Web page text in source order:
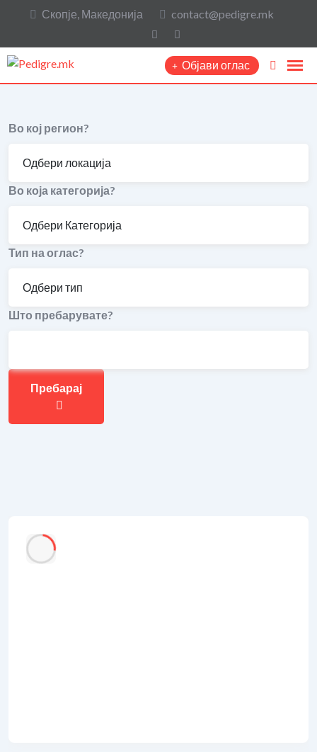
Скопје, Македонија contact@pedigre.mk
Објави оглас
Во кој регион?
Во која категорија?
Тип на оглас?
Што пребарувате?
Пребарај